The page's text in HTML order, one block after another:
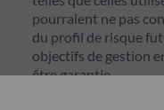
pourraient ne pas
du profil de risque
objectifs de gestion
être garantie.